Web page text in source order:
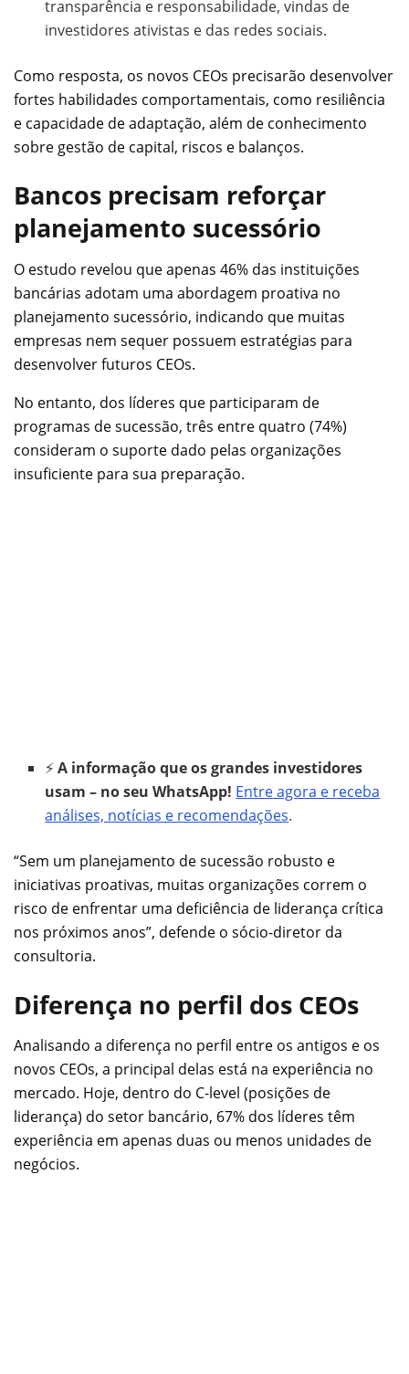
transparência e responsabilidade, vindas de
investidores ativistas e das redes sociais.
Como resposta, os novos CEOs precisarão desenvolver
fortes habilidades comportamentais, como resiliência
e capacidade de adaptação, além de conhecimento
sobre gestão de capital, riscos e balanços.
Bancos precisam reforçar
planejamento sucessório
O estudo revelou que apenas 46% das instituições
bancárias adotam uma abordagem proativa no
planejamento sucessório, indicando que muitas
empresas nem sequer possuem estratégias para
desenvolver futuros CEOs.
No entanto, dos líderes que participaram de
programas de sucessão, três entre quatro (74%)
consideram o suporte dado pelas organizações
insuficiente para sua preparação.
⚡A informação que os grandes investidores
usam – no seu WhatsApp! Entre agora e receba
análises, notícias e recomendações.
“Sem um planejamento de sucessão robusto e
iniciativas proativas, muitas organizações correm o
risco de enfrentar uma deficiência de liderança crítica
nos próximos anos”, defende o sócio-diretor da
consultoria.
Diferença no perfil dos CEOs
Analisando a diferença no perfil entre os antigos e os
novos CEOs, a principal delas está na experiência no
mercado. Hoje, dentro do C-level (posições de
liderança) do setor bancário, 67% dos líderes têm
experiência em apenas duas ou menos unidades de
negócios.